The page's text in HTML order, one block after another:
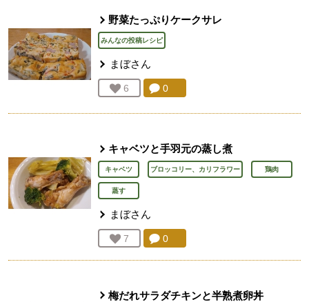
野菜たっぷりケークサレ
みんなの投稿レシピ
まぼさん
お気に入り登録：
6 人が登録コメント：
0
キャベツと手羽元の蒸し煮
キャベツ ブロッコリー、カリフラワー 鶏肉
蒸す
まぼさん
お気に入り登録：
7 人が登録コメント：
0
梅だれサラダチキンと半熟煮卵丼